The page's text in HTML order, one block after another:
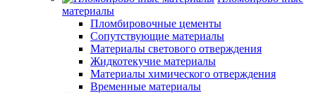
материалы
Пломбировочные цементы
Сопутствующие материалы
Материалы светового отверждения
Жидкотекучие материалы
Материалы химического отверждения
Временные материалы